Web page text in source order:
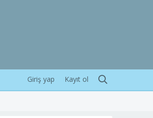
Giriş yap Kayıt ol